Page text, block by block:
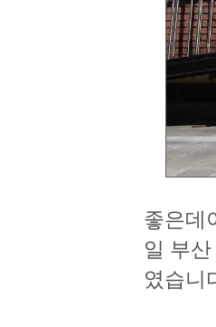
좋은데
일 부
였습니